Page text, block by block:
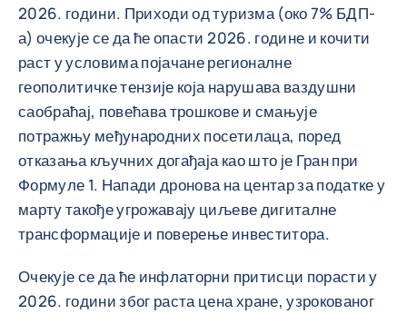
2026. години. Приходи од туризма (око 7% БДП-
а) очекује се да ће опасти 2026. године и кочити
раст у условима појачане регионалне
геополитичке тензије која нарушава ваздушни
саобраћај, повећава трошкове и смањује
потражњу међународних посетилаца, поред
отказања кључних догађаја као што је Гран при
Формуле 1. Напади дронова на центар за податке у
марту такође угрожавају циљеве дигиталне
трансформације и поверење инвеститора.
Очекује се да ће инфлаторни притисци порасти у
2026. години због раста цена хране, узрокованог